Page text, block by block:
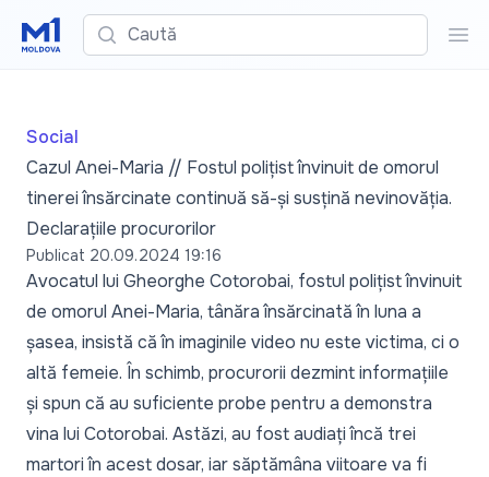
Caută
Social
Cazul Anei-Maria // Fostul polițist învinuit de omorul
tinerei însărcinate continuă să-și susțină nevinovăția.
Declarațiile procurorilor
Publicat 20.09.2024 19:16
Avocatul lui Gheorghe Cotorobai, fostul polițist învinuit
de omorul Anei-Maria, tânăra însărcinată în luna a
șasea, insistă că în imaginile video nu este victima, ci o
altă femeie. În schimb, procurorii dezmint informațiile
și spun că au suficiente probe pentru a demonstra
vina lui Cotorobai. Astăzi, au fost audiați încă trei
martori în acest dosar, iar săptămâna viitoare va fi